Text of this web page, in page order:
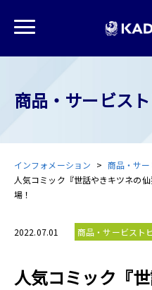
商品・サービス
インフォメーション
商品・サ
人気コミック『世話やきキツネの
場！
2022.07.01 商品・サービスト
人気コミック『